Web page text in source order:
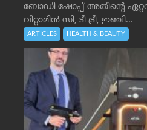
ബോഡി ഷോപ്പ് അതിന്റെ
വിറ്റാമിൻ സി, ടീ ട്രീ, ഇഞ്ചി...
ARTICLES HEALTH & BEAUTY